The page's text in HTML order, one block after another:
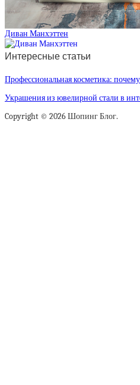
Диван Манхэттен
Интересные статьи
Профессиональная косметика:
Украшения из ювелирной стали в
Copyright © 2026 Шопинг Блог.